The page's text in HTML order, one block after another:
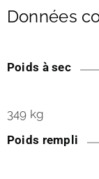
Données
Poids à sec
349 kg
Poids rempli